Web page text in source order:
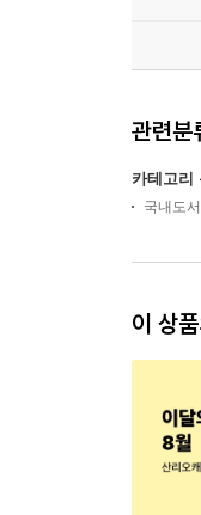
관련분
카테고리
국내도서
이 상